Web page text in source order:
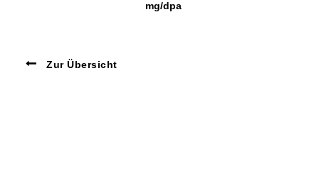
mg/dpa
Zur Übersicht